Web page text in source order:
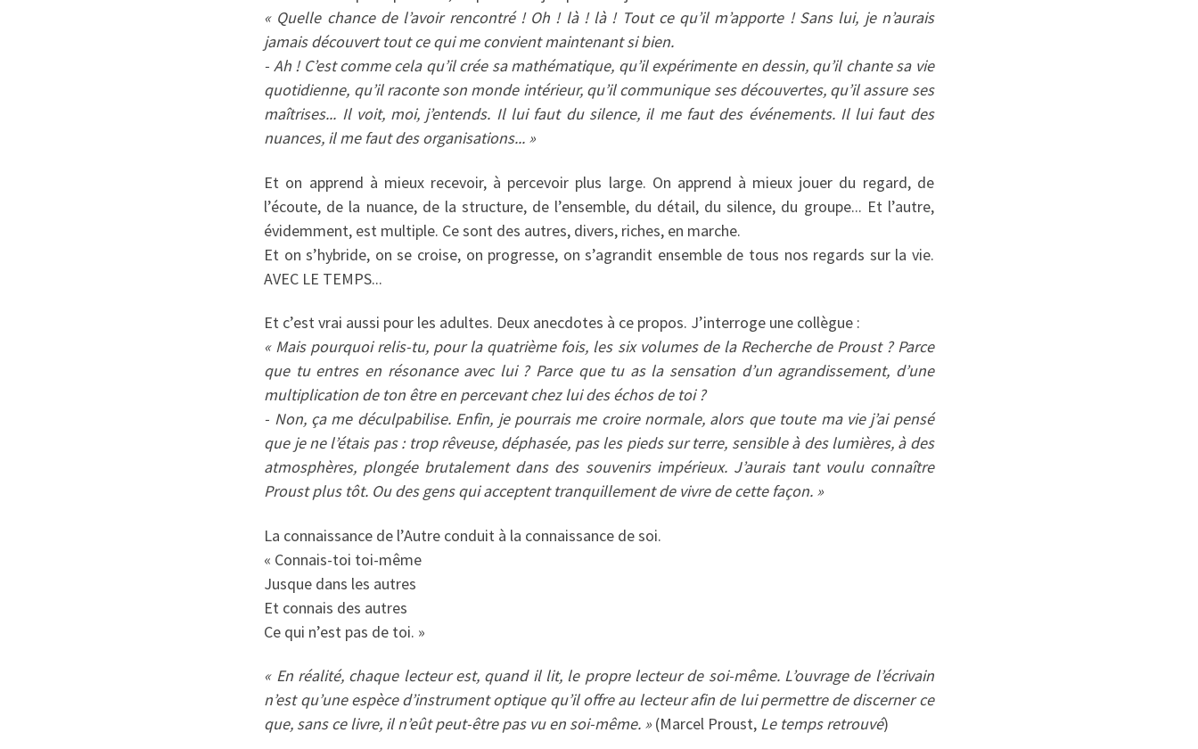
« Quelle chance de l’avoir rencontré ! Oh ! là ! là ! Tout ce qu’il m’apporte ! Sans lui, je n’aurais
jamais découvert tout ce qui me convient maintenant si bien.
- Ah ! C’est comme cela qu’il crée sa mathématique, qu’il expérimente en dessin, qu’il chante sa vie
quotidienne, qu’il raconte son monde intérieur, qu’il communique ses découvertes, qu’il assure ses
maîtrises... Il voit, moi, j’entends. Il lui faut du silence, il me faut des événements. Il lui faut des
nuances, il me faut des organisations... »
Et on apprend à mieux recevoir, à percevoir plus large. On apprend à mieux jouer du regard, de
l’écoute, de la nuance, de la structure, de l’ensemble, du détail, du silence, du groupe... Et l’autre,
évidemment, est multiple. Ce sont des autres, divers, riches, en marche.
Et on s’hybride, on se croise, on progresse, on s’agrandit ensemble de tous nos regards sur la vie.
AVEC LE TEMPS...
Et c’est vrai aussi pour les adultes. Deux anecdotes à ce propos. J’interroge une collègue :
« Mais pourquoi relis-tu, pour la quatrième fois, les six volumes de la Recherche de Proust ? Parce
que tu entres en résonance avec lui ? Parce que tu as la sensation d’un agrandissement, d’une
multiplication de ton être en percevant chez lui des échos de toi ?
- Non, ça me déculpabilise. Enfin, je pourrais me croire normale, alors que toute ma vie j’ai pensé
que je ne l’étais pas : trop rêveuse, déphasée, pas les pieds sur terre, sensible à des lumières, à des
atmosphères, plongée brutalement dans des souvenirs impérieux. J’aurais tant voulu connaître
Proust plus tôt. Ou des gens qui acceptent tranquillement de vivre de cette façon. »
La connaissance de l’Autre conduit à la connaissance de soi.
« Connais-toi toi-même
Jusque dans les autres
Et connais des autres
Ce qui n’est pas de toi. »
« En réalité, chaque lecteur est, quand il lit, le propre lecteur de soi-même. L’ouvrage de l’écrivain
n’est qu’une espèce d’instrument optique qu’il offre au lecteur afin de lui permettre de discerner ce
que, sans ce livre, il n’eût peut-être pas vu en soi-même. » (Marcel Proust, Le temps retrouvé)